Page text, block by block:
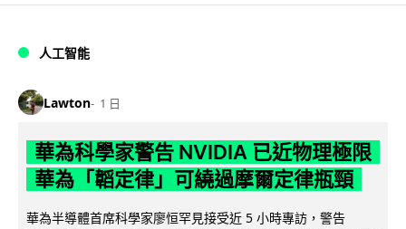
人工智能
Lawton 1 日
華為科學家警告 NVIDIA 已近物理極限
華為「韜定律」可繞過摩爾定律瓶頸
華為半導體首席科學家廖恒罕見接受近 5 小時專訪，警告